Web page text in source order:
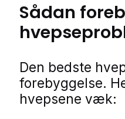
Sådan
Den bedste
forebyggelse.
hvepsene væk: